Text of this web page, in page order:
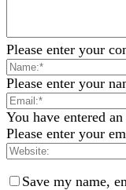
Please enter your
Please enter your
You have entered
Please enter your
Save my name,